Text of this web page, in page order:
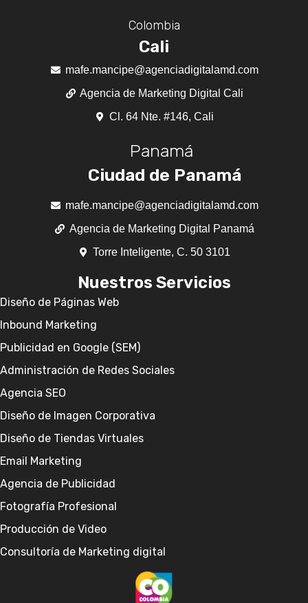
Nuestros Servicios
Diseño de Páginas Web
Inbound Marketing
Publicidad en Google (SEM)
Administración de Redes Sociales
Agencia SEO
Diseño de Imagen Corporativa
Diseño de Tiendas Virtuales
Email Marketing
Agencia de Publicidad
Fotografía Profesional
Producción de Video
Consultoría de Marketing digital
Colombia
Cali
mafe.mancipe@agenciadigitalamd.com
Agencia de Marketing Digital Cali
Cl. 64 Nte. #146, Cali
Panamá
Ciudad de Panamá
mafe.mancipe@agenciadigitalamd.com
Agencia de Marketing Digital Panamá
Torre Inteligente, C. 50 3101